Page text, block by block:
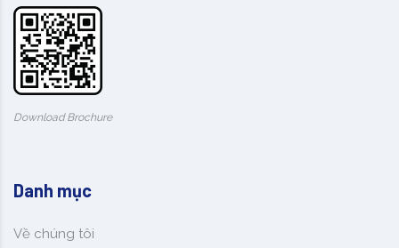
Download Brochure
Danh mục
Về chúng tôi